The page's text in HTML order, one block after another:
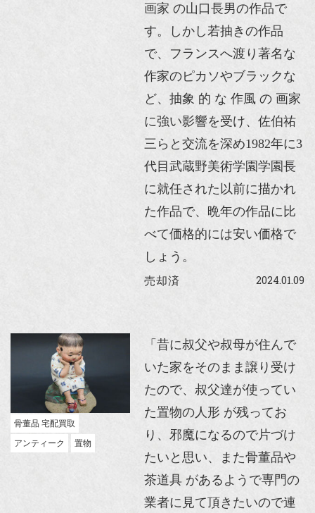
画家 の山口長男の作品で
す。しかし若抽きの作品
で、フランスへ渡り著名な
作家のピカソやブラックな
ど、抽象 的 な 作風 の 画家
に強い影響を受け、佐伯祐
三らと交流を深め1982年に3
代目武蔵野美術学園学園長
に就任された以前に描かれ
た作品で、晩年の作品に比
べて価格的には安い価格で
しょう。
売却済 2024.01.09
骨董品 宅配買取
アンティーク
置物
「昔に叔父や叔母が住んで
いた家をそのまま譲り受け
たので、叔父達が使ってい
た置物の人形 が残ってお
り、邪魔になるので片づけ
たいと思い、また骨董品や
茶道具 があるようで専門の
業者に見て頂きたいので連